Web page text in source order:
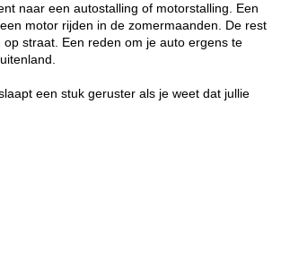
naar een autostalling of motorstalling. Een
motor rijden in de zomermaanden. De rest
straat. Een reden om je auto ergens te
een stuk geruster als je weet dat jullie